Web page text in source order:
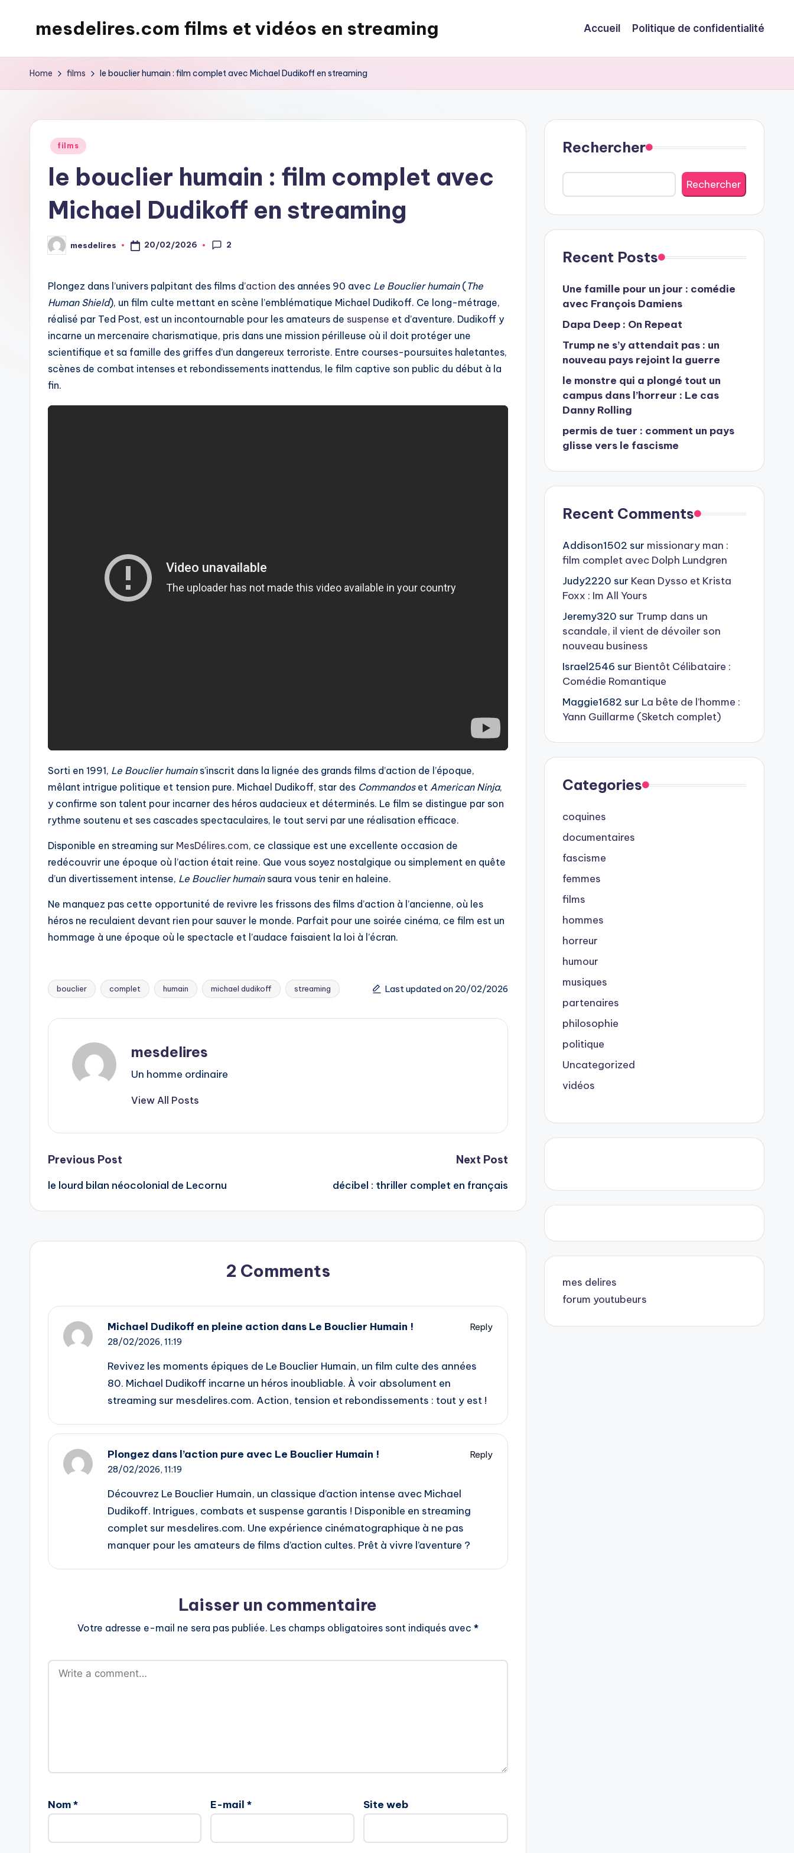
mesdelires.com films et vidéos en streaming
:
video
complet
français
Accueil Politique de confidentialité
Home films le bouclier humain : film complet avec Michael Dudikoff en streaming
Posted
films
le bouclier humain : film complet avec
Michael Dudikoff en streaming
Posted
by
mesdelires 20/02/2026 2
Plongez dans l’univers palpitant des films d’action des années 90 avec Le Bouclier humain(The
Human Shield), un film culte mettant en scène l’emblématique Michael Dudikoff. Ce long-métrage,
réalisé par Ted Post, est un incontournable pour les amateurs de suspense et d’aventure. Dudikoff y
incarne un mercenaire charismatique, pris dans une mission périlleuse où il doit protéger une
scientifique et sa famille des griffes d’un dangereux terroriste. Entre courses-poursuites haletantes,
scènes de combat intenses et rebondissements inattendus, le film captive son public du début à la
fin.
Sorti en 1991, Le Bouclier humains’inscrit dans la lignée des grands films d’action de l’époque,
mêlant intrigue politique et tension pure. Michael Dudikoff, star des Commandoset American Ninja,
y confirme son talent pour incarner des héros audacieux et déterminés. Le film se distingue par son
rythme soutenu et ses cascades spectaculaires, le tout servi par une réalisation efficace.
Disponible en streaming sur MesDélires.com, ce classique est une excellente occasion de
redécouvrir une époque où l’action était reine. Que vous soyez nostalgique ou simplement en quête
d’un divertissement intense, Le Bouclier humainsaura vous tenir en haleine.
Ne manquez pas cette opportunité de revivre les frissons des films d’action à l’ancienne, où les
héros ne reculaient devant rien pour sauver le monde. Parfait pour une soirée cinéma, ce film est un
hommage à une époque où le spectacle et l’audace faisaient la loi à l’écran.
Tags:
bouclier complet humain michael dudikoff streaming Last updated on 20/02/2026
mesdelires
Un homme ordinaire
View All Posts
Post
navigation
Previous Post
le lourd bilan néocolonial de Lecornu
Next Post
décibel : thriller complet en français
2 Comments
Michael Dudikoff en pleine action dans Le Bouclier Humain !
Reply
28/02/2026, 11:19
Revivez les moments épiques de Le Bouclier Humain, un film culte des années
80. Michael Dudikoff incarne un héros inoubliable. À voir absolument en
streaming sur mesdelires.com. Action, tension et rebondissements : tout y est !
Plongez dans l’action pure avec Le Bouclier Humain !
Reply
28/02/2026, 11:19
Découvrez Le Bouclier Humain, un classique d’action intense avec Michael
Dudikoff. Intrigues, combats et suspense garantis ! Disponible en streaming
complet sur mesdelires.com. Une expérience cinématographique à ne pas
manquer pour les amateurs de films d’action cultes. Prêt à vivre l’aventure ?
Laisser un commentaire
Votre adresse e-mail ne sera pas publiée. Les champs obligatoires sont indiqués avec *
Nom* E-mail * Site web
Rechercher
Rechercher
Recent Posts
Une famille pour un jour : comédie
avec François Damiens
Dapa Deep : On Repeat
Trump ne s’y attendait pas : un
nouveau pays rejoint la guerre
le monstre qui a plongé tout un
campus dans l’horreur : Le cas
Danny Rolling
permis de tuer : comment un pays
glisse vers le fascisme
Recent Comments
Addison1502 sur missionary man :
film complet avec Dolph Lundgren
Judy2220 sur Kean Dysso et Krista
Foxx : Im All Yours
Jeremy320 sur Trump dans un
scandale, il vient de dévoiler son
nouveau business
Israel2546 sur Bientôt Célibataire :
Comédie Romantique
Maggie1682 sur La bête de l’homme :
Yann Guillarme (Sketch complet)
Categories
coquines
documentaires
fascisme
femmes
films
hommes
horreur
humour
musiques
partenaires
philosophie
politique
Uncategorized
vidéos
mes delires
forum youtubeurs